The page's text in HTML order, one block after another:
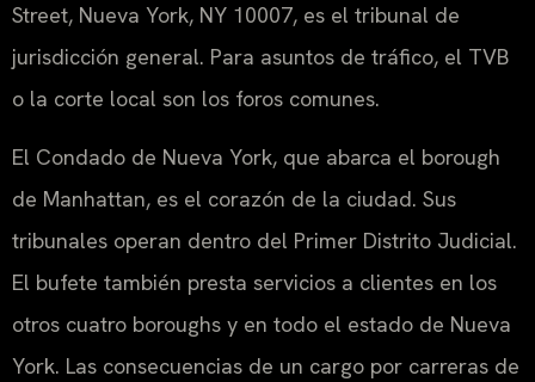
Street, Nueva York, NY 10007, es el tribunal de
jurisdicción general. Para asuntos de tráfico, el TVB
o la corte local son los foros comunes.
El Condado de Nueva York, que abarca el borough
de Manhattan, es el corazón de la ciudad. Sus
tribunales operan dentro del Primer Distrito Judicial.
El bufete también presta servicios a clientes en los
otros cuatro boroughs y en todo el estado de Nueva
York. Las consecuencias de un cargo por carreras de